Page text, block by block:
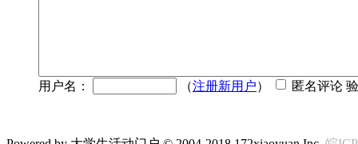
用户名： （注册新用户） 匿名评论